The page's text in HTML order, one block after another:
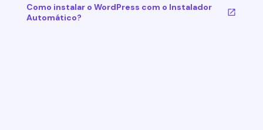
Como instalar o WordPress com o Instalador
Automático?